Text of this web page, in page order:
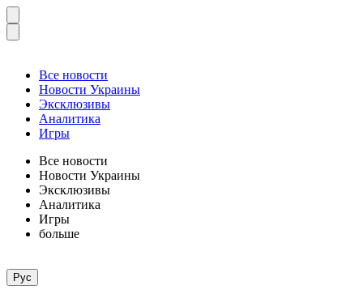
Все новости
Новости Украины
Эксклюзивы
Аналитика
Игры
Все новости
Новости Украины
Эксклюзивы
Аналитика
Игры
больше
Рус